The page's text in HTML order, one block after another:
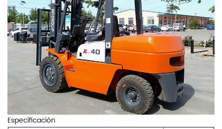
Especificación